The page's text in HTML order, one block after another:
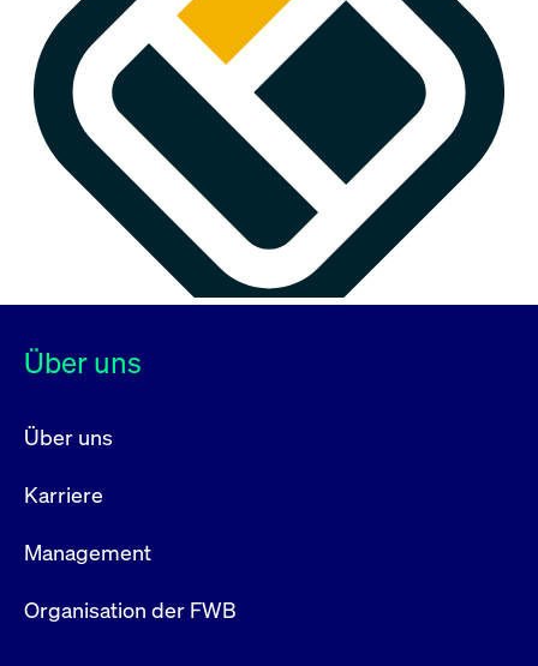
Über uns
Über uns
Karriere
Management
Organisation der FWB